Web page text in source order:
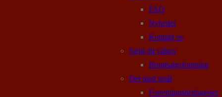
FAQ
Nyheder
Kontakt os
Sælg dit våben
Brugtsalgsformular
Det med småt
Forretningsbetingelser